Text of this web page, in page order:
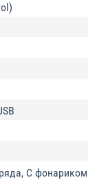
С фонариком